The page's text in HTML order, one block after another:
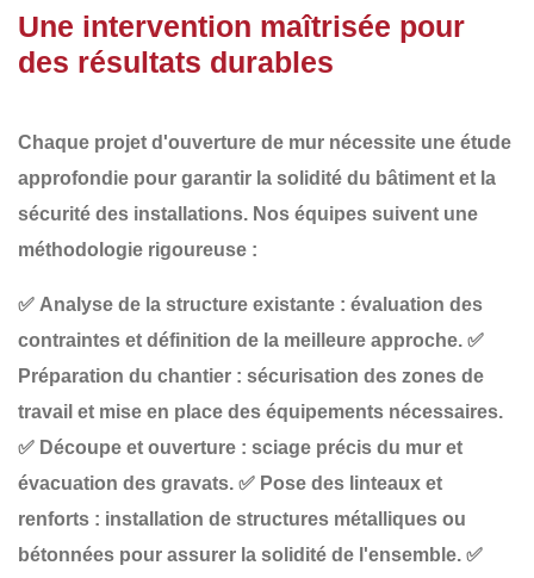
Une intervention maîtrisée pour
des résultats durables
Chaque projet d'ouverture de mur nécessite une étude
approfondie pour garantir la solidité du bâtiment et la
sécurité des installations. Nos équipes suivent une
méthodologie rigoureuse :
✅ Analyse de la structure existante : évaluation des
contraintes et définition de la meilleure approche. ✅
Préparation du chantier : sécurisation des zones de
travail et mise en place des équipements nécessaires.
✅ Découpe et ouverture : sciage précis du mur et
évacuation des gravats. ✅ Pose des linteaux et
renforts : installation de structures métalliques ou
bétonnées pour assurer la solidité de l'ensemble. ✅